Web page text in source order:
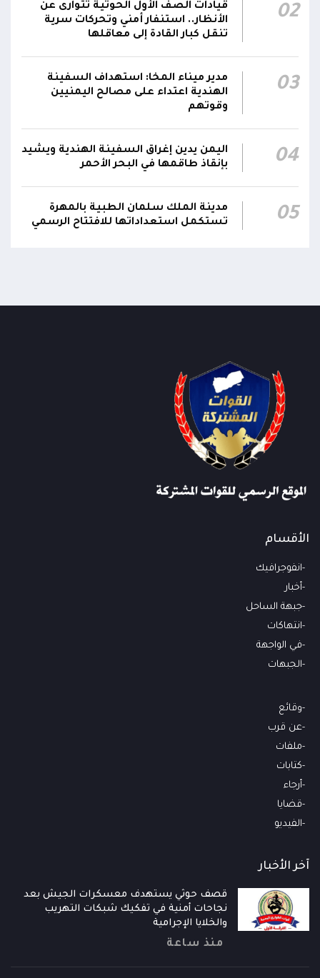
21:45
الانتهاء وإمدادات الغاز ستعود تدريجياً لتغطية
احتياجات كافة المحافظات
21:18
رئيس مجلس القيادة يُصدر قراراً بتعيين يحيى
محمد كزمان وكيلاً لقطاع الأمن الداخلي، وأحمد
سعد السقطري وكيلاً لقطاع الأمن الخارجي؛ في
الجهاز المركزي لأمن الدولة
02
قيادات الصف الأول الحوثية تتوارى عن
الأنظار.. استنفار أمني وتحركات سرية
تنقل كبار القادة إلى معاقلها
03
مدير ميناء المخا: استهداف السفينة
الهندية اعتداء على مصالح اليمنيين
وقوتهم
04
اليمن يدين إغراق السفينة الهندية ويشيد
بإنقاذ طاقمها في البحر الأحمر
05
مدينة الملك سلمان الطبية بالمهرة
تستكمل استعداداتها للافتتاح الرسمي
الأقسام
انفوجرافيك
أخبار
جبهة الساحل
انتهاكات
في الواجهة
الجبهات
وقائع
عن قرب
ملفات
كتابات
أرجاء
قضايا
الفيديو
آخر الأخبار
قصف حوثي يستهدف معسكرات الجيش بعد
نجاحات أمنية في تفكيك شبكات التهريب
والخلايا الإجرامية
منذ ساعة